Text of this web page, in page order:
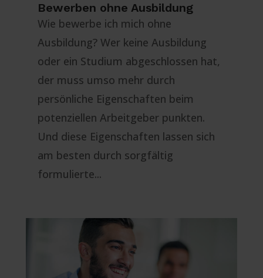
Bewerben ohne Ausbildung
Wie bewerbe ich mich ohne
Ausbildung? Wer keine Ausbildung
oder ein Studium abgeschlossen hat,
der muss umso mehr durch
persönliche Eigenschaften beim
potenziellen Arbeitgeber punkten.
Und diese Eigenschaften lassen sich
am besten durch sorgfältig
formulierte...